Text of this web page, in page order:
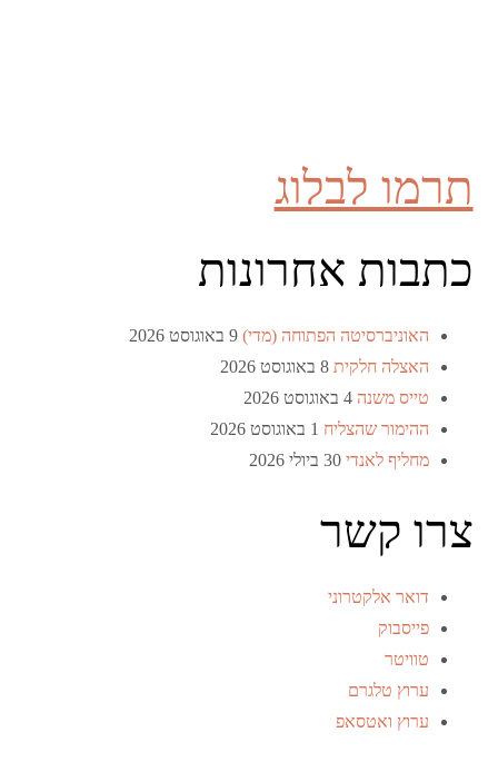
תרמו לבלוג
כתבות אחרונות
האוניברסיטה הפתוחה (מדי) 9 באוגוסט 2026
האצלה חלקית 8 באוגוסט 2026
טייס משנה 4 באוגוסט 2026
ההימור שהצליח 1 באוגוסט 2026
מחליף לאנדי 30 ביולי 2026
צרו קשר
דואר אלקטרוני
פייסבוק
טוויטר
ערוץ טלגרם
ערוץ ואטסאפ